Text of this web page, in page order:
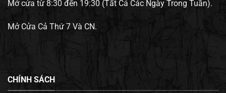
Mở cửa từ 8:30 đến 19:30 (Tất Cả Các Ngày Trong Tuần).
Mở Cửa Cả Thứ 7 Và CN.
CHÍNH SÁCH